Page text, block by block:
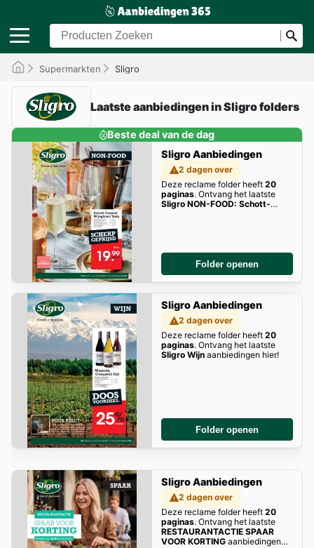
Supermarkten Sligro
Laatste aanbiedingen in Sligro folders
Beste deal van de dag
Sligro Aanbiedingen
2 dagen over
Deze reclame folder heeft 20
paginas. Ontvang het laatste
Sligro NON-FOOD: Schott-
Folder openen
Sligro Aanbiedingen
2 dagen over
Deze reclame folder heeft 20
paginas. Ontvang het laatste
Sligro Wijnaanbiedingen hier!
Folder openen
Sligro Aanbiedingen
2 dagen over
Deze reclame folder heeft 20
paginas. Ontvang het laatste
RESTAURANTACTIE SPAAR
VOOR KORTINGaanbiedingen